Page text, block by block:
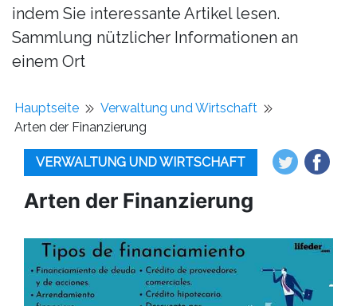
indem Sie interessante Artikel lesen.
Sammlung nützlicher Informationen an
einem Ort
Hauptseite
Verwaltung und Wirtschaft
Arten der Finanzierung
VERWALTUNG UND WIRTSCHAFT
Arten der Finanzierung